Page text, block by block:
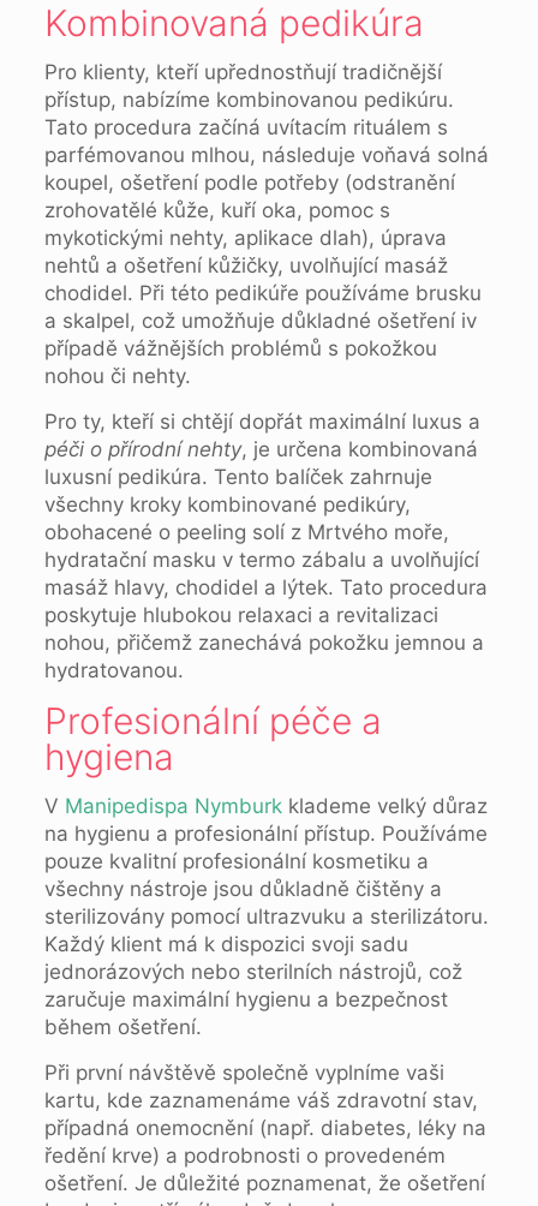
Kombinovaná pedikúra
Pro klienty, kteří upřednostňují tradičnější
přístup, nabízíme kombinovanou pedikúru.
Tato procedura začíná uvítacím rituálem s
parfémovanou mlhou, následuje voňavá solná
koupel, ošetření podle potřeby (odstranění
zrohovatělé kůže, kuří oka, pomoc s
mykotickými nehty, aplikace dlah), úprava
nehtů a ošetření kůžičky, uvolňující masáž
chodidel. Při této pedikúře používáme brusku
a skalpel, což umožňuje důkladné ošetření iv
případě vážnějších problémů s pokožkou
nohou či nehty.
Pro ty, kteří si chtějí dopřát maximální luxus a
péči o přírodní nehty, je určena kombinovaná
luxusní pedikúra. Tento balíček zahrnuje
všechny kroky kombinované pedikúry,
obohacené o peeling solí z Mrtvého moře,
hydratační masku v termo zábalu a uvolňující
masáž hlavy, chodidel a lýtek. Tato procedura
poskytuje hlubokou relaxaci a revitalizaci
nohou, přičemž zanechává pokožku jemnou a
hydratovanou.
Profesionální péče a
hygiena
V Manipedispa Nymburkklademe velký důraz
na hygienu a profesionální přístup. Používáme
pouze kvalitní profesionální kosmetiku a
všechny nástroje jsou důkladně čištěny a
sterilizovány pomocí ultrazvuku a sterilizátoru.
Každý klient má k dispozici svoji sadu
jednorázových nebo sterilních nástrojů, což
zaručuje maximální hygienu a bezpečnost
během ošetření.
Při první návštěvě společně vyplníme vaši
kartu, kde zaznamenáme váš zdravotní stav,
případná onemocnění (např. diabetes, léky na
ředění krve) a podrobnosti o provedeném
ošetření. Je důležité poznamenat, že ošetření